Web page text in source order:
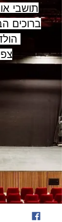
תושבי
ברוכים